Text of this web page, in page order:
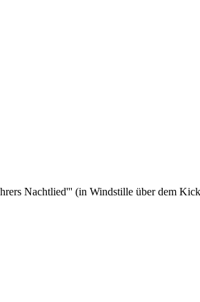
Nachtlied''' (in Windstille über dem